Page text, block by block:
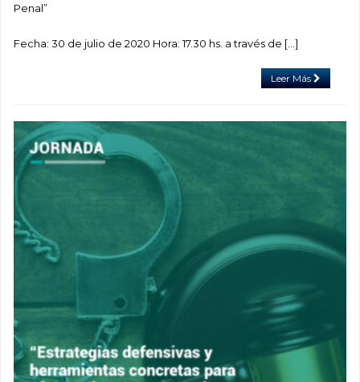
Penal”
Fecha: 30 de julio de 2020 Hora: 17.30 hs. a través de […]
Leer Más